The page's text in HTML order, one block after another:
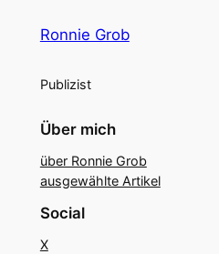
Ronnie Grob
Publizist
Über mich
über Ronnie Grob
ausgewählte Artikel
Social
X